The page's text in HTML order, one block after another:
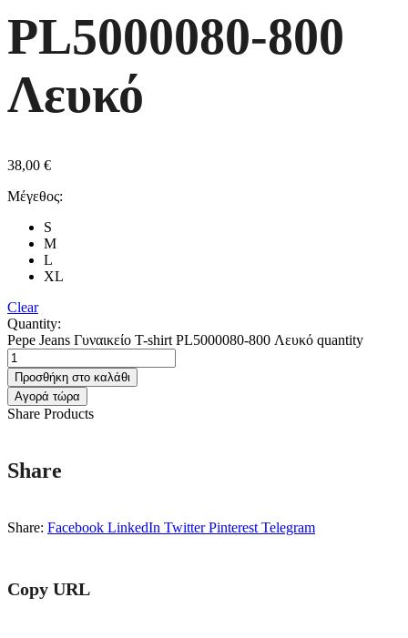
PL5000080-800
Λευκό
38,00 €
Μέγεθος:
S
M
L
XL
Clear
Quantity:
Pepe Jeans Γυναικείο T-shirt PL5000080-800 Λευκό quantity
Προσθήκη στο καλάθι
Αγορά τώρα
Share Products
Share
Share: Facebook LinkedIn Twitter Pinterest Telegram
Copy URL